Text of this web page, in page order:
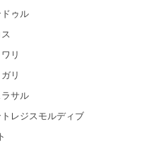
ゥル
リ
リ
サル
トレジスモルディブ